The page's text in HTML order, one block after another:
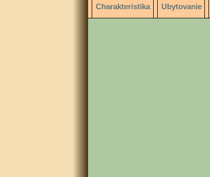
Charakteristika Ubytovanie